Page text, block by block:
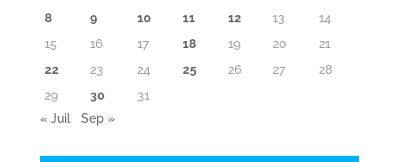
8
9 10 11 12 13
14
15
16 17 18 19 20
21
22
23 24 25 26 27
28
29
30
31
« Juil
Sep »